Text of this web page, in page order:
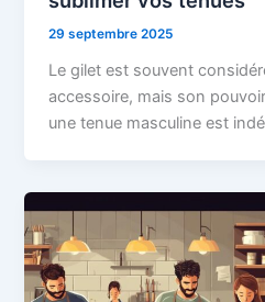
29 septembre 2025
Le gilet est souvent
accessoire, mais son
une tenue masculine est